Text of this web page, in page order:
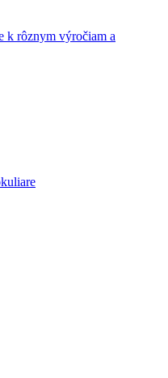
k rôznym výročiam a